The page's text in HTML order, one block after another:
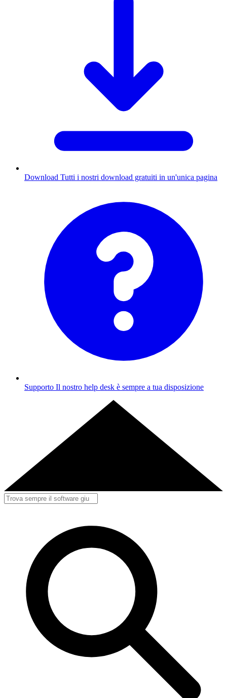
Download Tutti i nostri download gratuiti in un'unica pagina
Supporto Il nostro help desk è sempre a tua disposizione